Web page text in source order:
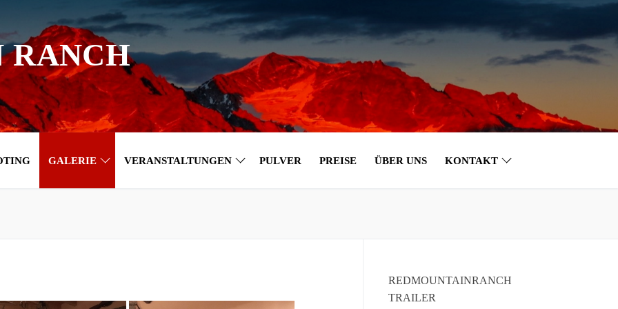
RANCH
GALERIE VERANSTALTUNGEN PULVER PREISE ÜBER UNS KONTAKT
REDMOUNTAINRANCH
TRAILER